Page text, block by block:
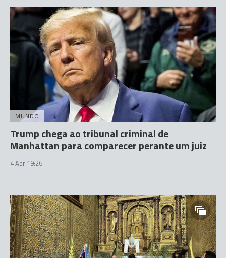
MUNDO
Trump chega ao tribunal criminal de
Manhattan para comparecer perante um juiz
4 Abr 19:26